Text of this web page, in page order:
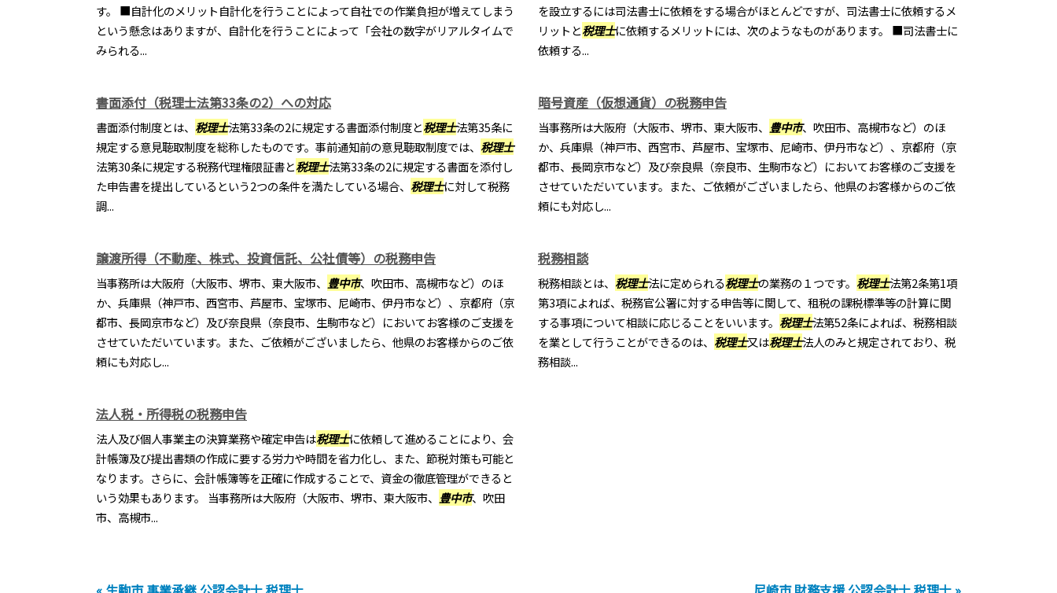
す。 ■自計化のメリット自計化を行うことによって自社での作業負担が増えてしまう
という懸念はありますが、自計化を行うことによって「会社の数字がリアルタイムで
みられる...
を設立するには司法書士に依頼をする場合がほとんどですが、司法書士に依頼するメ
リットと税理士に依頼するメリットには、次のようなものがあります。 ■司法書士に
依頼する...
書面添付（税理士法第33条の2）への対応
書面添付制度とは、 税理士法第33条の2に規定する書面添付制度と税理士法第35条に
規定する意見聴取制度を総称したものです。事前通知前の意見聴取制度では、 税理士
法第30条に規定する税務代理権限証書と税理士法第33条の2に規定する書面を添付し
た申告書を提出しているという2つの条件を満たしている場合、 税理士に対して税務
調...
暗号資産（仮想通貨）の税務申告
当事務所は大阪府（大阪市、堺市、東大阪市、 豊中市、吹田市、高槻市など）のほ
か、兵庫県（神戸市、西宮市、芦屋市、宝塚市、尼崎市、伊丹市など）、京都府（京
都市、長岡京市など）及び奈良県（奈良市、生駒市など）においてお客様のご支援を
させていただいています。また、ご依頼がございましたら、他県のお客様からのご依
頼にも対応し...
譲渡所得（不動産、株式、投資信託、公社債等）の税務申告
当事務所は大阪府（大阪市、堺市、東大阪市、 豊中市、吹田市、高槻市など）のほ
か、兵庫県（神戸市、西宮市、芦屋市、宝塚市、尼崎市、伊丹市など）、京都府（京
都市、長岡京市など）及び奈良県（奈良市、生駒市など）においてお客様のご支援を
させていただいています。また、ご依頼がございましたら、他県のお客様からのご依
頼にも対応し...
税務相談
税務相談とは、 税理士法に定められる税理士の業務の１つです。 税理士法第2条第1項
第3項によれば、税務官公署に対する申告等に関して、租税の課税標準等の計算に関
する事項について相談に応じることをいいます。 税理士法第52条によれば、税務相談
を業として行うことができるのは、 税理士又は税理士法人のみと規定されており、税
務相談...
法人税・所得税の税務申告
法人及び個人事業主の決算業務や確定申告は税理士に依頼して進めることにより、会
計帳簿及び提出書類の作成に要する労力や時間を省力化し、また、節税対策も可能と
なります。さらに、会計帳簿等を正確に作成することで、資金の徹底管理ができると
いう効果もあります。 当事務所は大阪府（大阪市、堺市、東大阪市、 豊中市、吹田
市、高槻市...